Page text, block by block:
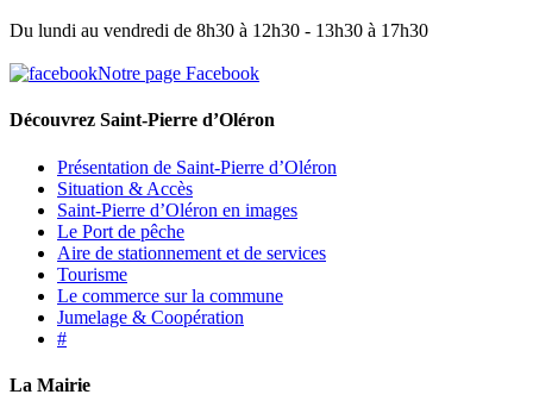
Du lundi au vendredi de 8h30 à 12h30 - 13h30 à 17h30
Notre page Facebook
Découvrez Saint-Pierre d’Oléron
Présentation de Saint-Pierre d’Oléron
Situation & Accès
Saint-Pierre d’Oléron en images
Le Port de pêche
Aire de stationnement et de services
Tourisme
Le commerce sur la commune
Jumelage & Coopération
#
La Mairie